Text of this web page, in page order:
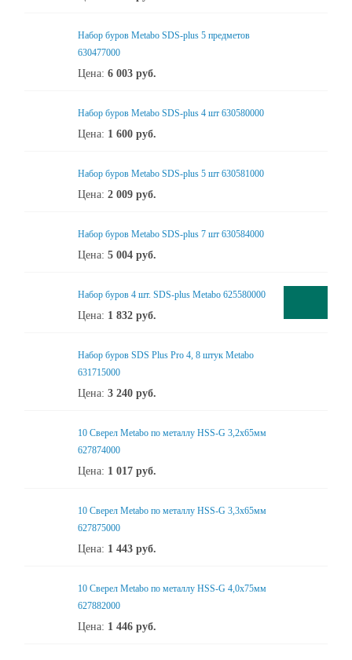
Набор буров Metabo SDS-plus 5 предметов
630477000
Цена: 6 003 руб.
Набор буров Metabo SDS-plus 4 шт 630580000
Цена: 1 600 руб.
Набор буров Metabo SDS-plus 5 шт 630581000
Цена: 2 009 руб.
Набор буров Metabo SDS-plus 7 шт 630584000
Цена: 5 004 руб.
Набор буров 4 шт. SDS-plus Metabo 625580000
Цена: 1 832 руб.
Набор буров SDS Plus Pro 4, 8 штук Metabo
631715000
Цена: 3 240 руб.
10 Сверел Metabo по металлу HSS-G 3,2x65мм
627874000
Цена: 1 017 руб.
10 Сверел Metabo по металлу HSS-G 3,3x65мм
627875000
Цена: 1 443 руб.
10 Сверел Metabo по металлу HSS-G 4,0x75мм
627882000
Цена: 1 446 руб.